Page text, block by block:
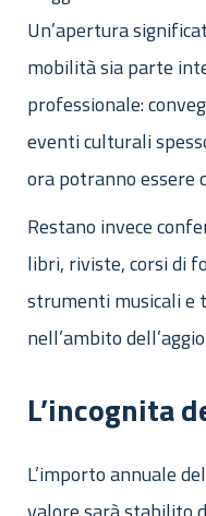
Un’apertura
mobilità sia parte
professionale:
eventi culturali
ora potranno essere
Restano invece
libri, riviste, corsi di
strumenti musicali
nell’ambito
L’incognita
L’importo annuale